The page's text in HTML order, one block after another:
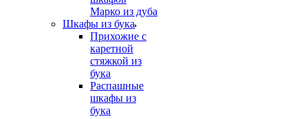
Марко из дуба
Шкафы из бука
Прихожие с
каретной
стяжкой из
бука
Распашные
шкафы из
бука